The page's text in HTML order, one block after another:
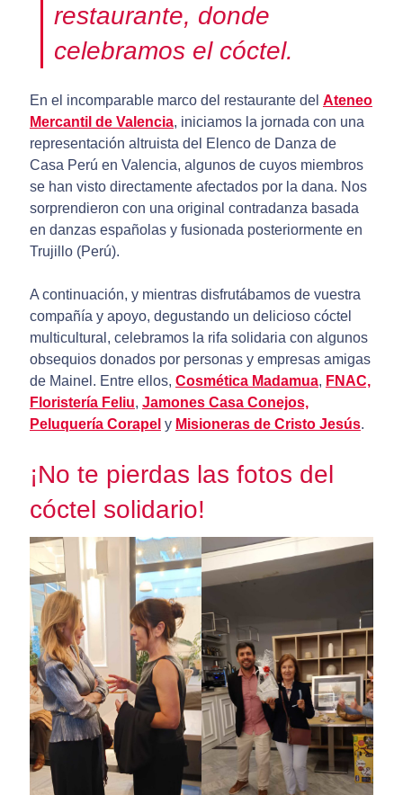
restaurante, donde
celebramos el cóctel.
En el incomparable marco del restaurante del Ateneo
Mercantil de Valencia, iniciamos la jornada con una
representación altruista del Elenco de Danza de
Casa Perú en Valencia, algunos de cuyos miembros
se han visto directamente afectados por la dana. Nos
sorprendieron con una original contradanza basada
en danzas españolas y fusionada posteriormente en
Trujillo (Perú).
A continuación, y mientras disfrutábamos de vuestra
compañía y apoyo, degustando un delicioso cóctel
multicultural, celebramos la rifa solidaria con algunos
obsequios donados por personas y empresas amigas
de Mainel. Entre ellos, Cosmética Madamua, FNAC,
Floristería Feliu, Jamones Casa Conejos,
Peluquería Corapel y Misioneras de Cristo Jesús.
¡No te pierdas las fotos del
cóctel solidario!